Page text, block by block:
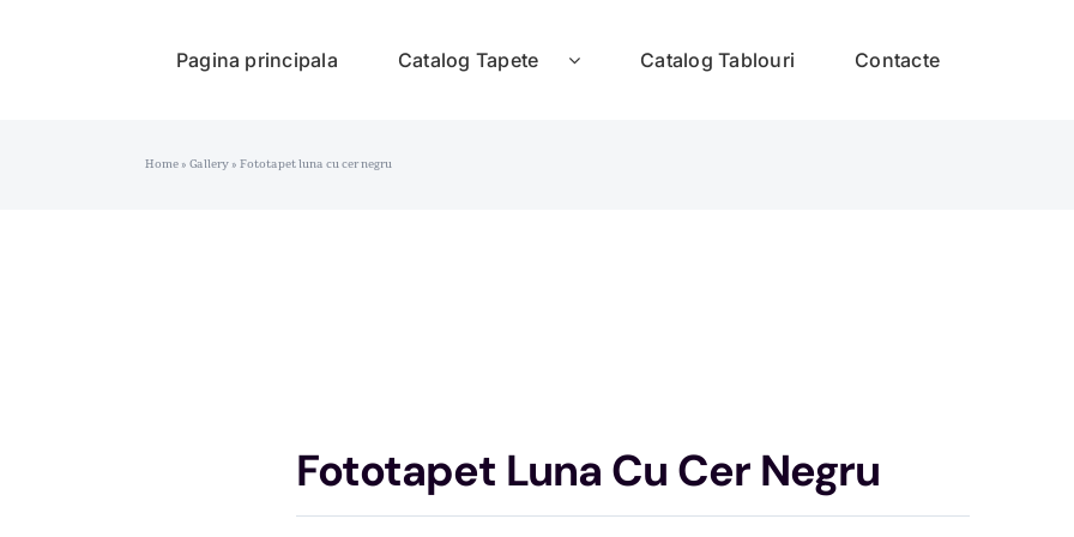
Pagina principala Catalog Tapete Catalog Tablouri Contacte
Home»Gallery»Fototapet luna cu cer negru
Fototapet Luna Cu Cer Negru